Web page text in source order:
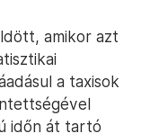
amikor azt
a taxisok
időn át tartó